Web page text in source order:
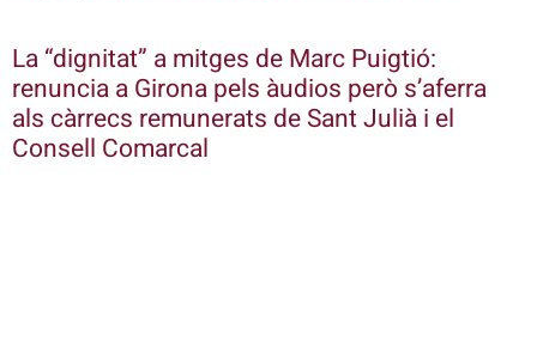
La “dignitat” a mitges de Marc Puigtió:
renuncia a Girona pels àudios però s’aferra
als càrrecs remunerats de Sant Julià i el
Consell Comarcal